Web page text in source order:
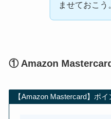
ませておこう
① Amazon Mastercard
【Amazon Mastercard】ポ